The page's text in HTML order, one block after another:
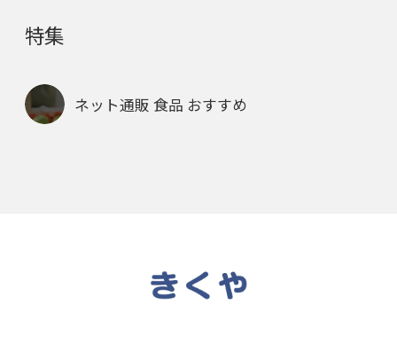
特集
ネット通販 食品 おすすめ